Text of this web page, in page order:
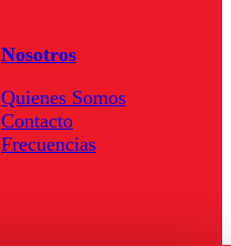
Nosotros
Quienes Somos
Contacto
Frecuencias